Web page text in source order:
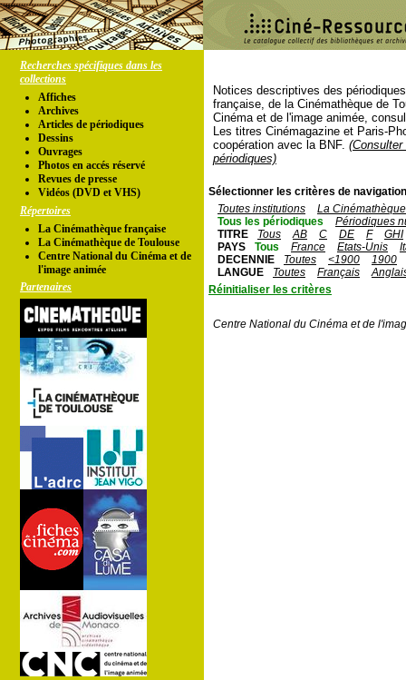
Recherches spécifiques dans les
collections
Affiches
Archives
Articles de périodiques
Dessins
Ouvrages
Photos en accés réservé
Revues de presse
Vidéos (DVD et VHS)
Répertoires
La Cinémathèque française
La Cinémathèque de Toulouse
Centre National du Cinéma et de
l'image animée
Partenaires
Notices descriptives des
française, de la Cinémathèque de
Cinéma et de l'image animée,
Les titres Cinémagazine et Paris-
coopération avec la BNF.
périodiques)
Sélectionner les critères de
Toutes institutions
La
Tous les périodiques
Périodiques
TITRE
Tous AB C DE F
GHI
PAYS
Tous France Etats-Unis
DECENNIE
Toutes <1900
1900
LANGUE
Toutes Français
Réinitialiser les critères
Centre National du Cinéma et de